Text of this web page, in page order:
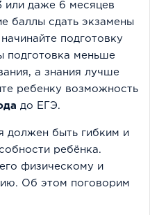
или даже 6 месяцев
баллы сдать экзамены
подготовку
подготовка меньше
а знания лучше
ребенку возможность
до ЕГЭ.
должен быть гибким и
ребёнка.
физическому и
Об этом поговорим